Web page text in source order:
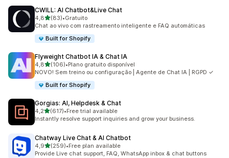
CWILL: AI Chatbot&Live Chat
4,8de 5 estrelas
(83)
83 total de avaliações
•Gratuito
Chat ao vivo com rastreamento inteligente e FAQ automáticas
Built for Shopify
Flyweight Chatbot IA & Chat IA
4,8de 5 estrelas
(106)
106 total de avaliações
•Plano gratuito disponível
NOVO! Sem treino ou configuração | Agente de Chat IA | RGPD ✓
Built for Shopify
Gorgias: AI, Helpdesk & Chat
4,2de 5 estrelas
(617)
617 total de avaliações
•Free trial available
Instantly resolve support inquiries and grow your business.
Chatway Live Chat & AI Chatbot
4,9de 5 estrelas
(259)
259 total de avaliações
•Free plan available
Provide Live chat support, FAQ, WhatsApp inbox & chat buttons